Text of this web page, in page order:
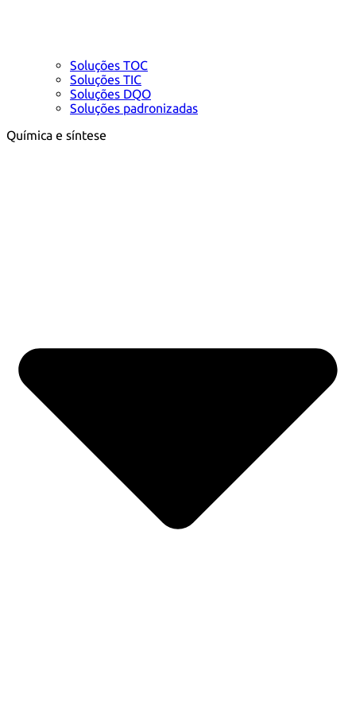
Soluções TOC
Soluções TIC
Soluções DQO
Soluções padronizadas
Química e síntese